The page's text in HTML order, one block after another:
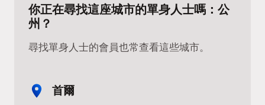
你正在尋找這座城市的單身人士嗎：公
州？
尋找單身人士的會員也常查看這些城市。
首爾